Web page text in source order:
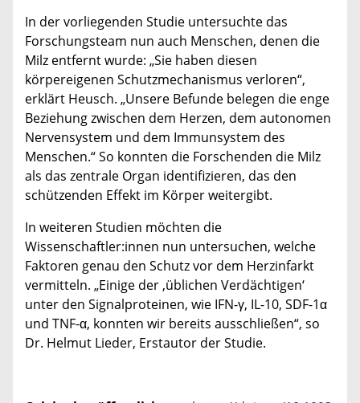
In der vorliegenden Studie untersuchte das
Forschungsteam nun auch Menschen, denen die
Milz entfernt wurde: „Sie haben diesen
körpereigenen Schutzmechanismus verloren“,
erklärt Heusch. „Unsere Befunde belegen die enge
Beziehung zwischen dem Herzen, dem autonomen
Nervensystem und dem Immunsystem des
Menschen.“ So konnten die Forschenden die Milz
als das zentrale Organ identifizieren, das den
schützenden Effekt im Körper weitergibt.
In weiteren Studien möchten die
Wissenschaftler:innen nun untersuchen, welche
Faktoren genau den Schutz vor dem Herzinfarkt
vermitteln. „Einige der ‚üblichen Verdächtigen‘
unter den Signalproteinen, wie IFN-γ, IL-10, SDF-1α
und TNF-α, konnten wir bereits ausschließen“, so
Dr. Helmut Lieder, Erstautor der Studie.